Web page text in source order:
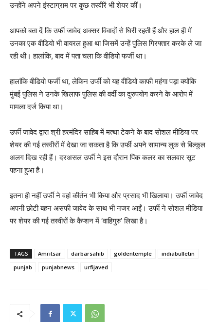
उन्होंने अपने इंस्टाग्राम पर कुछ तस्वीरें भी शेयर कीं।
आपको बता दें कि उर्फी जावेद अक्सर विवादों से घिरी रहती हैं और हाल ही में
उनका एक वीडियो भी वायरल हुआ था जिसमें उन्हें पुलिस गिरफ्तार करके ले जा
रही थी। हालांकि, बाद में पता चला कि वीडियो फर्जी था।
हालांकि वीडियो फर्जी था, लेकिन उर्फी को यह वीडियो काफी महंगा पड़ा क्योंकि
मुंबई पुलिस ने उनके खिलाफ पुलिस की वर्दी का दुरुपयोग करने के आरोप में
मामला दर्ज किया था।
उर्फी जावेद द्वारा श्री हरमंदिर साहिब में मत्था टेकने के बाद सोशल मीडिया पर
शेयर की गई तस्वीरों में देखा जा सकता है कि उर्फी अपने सामान्य लुक से बिल्कुल
अलग दिख रही हैं। दरअसल उर्फी ने इस दौरान पिंक कलर का सलवार सूट
पहना हुआ है।
इतना ही नहीं उर्फी ने वहां कीर्तन भी किया और प्रसाद भी खिलाया। उर्फी जावेद
अपनी छोटी बहन असफी जावेद के साथ भी नजर आईं। उर्फी ने सोशल मीडिया
पर शेयर की गई तस्वीरों के कैप्शन में ‘वाहिगुरु’ लिखा है।
TAGS Amritsar darbarsahib goldentemple
indiabulletin
punjab
punjabnews urfijaved